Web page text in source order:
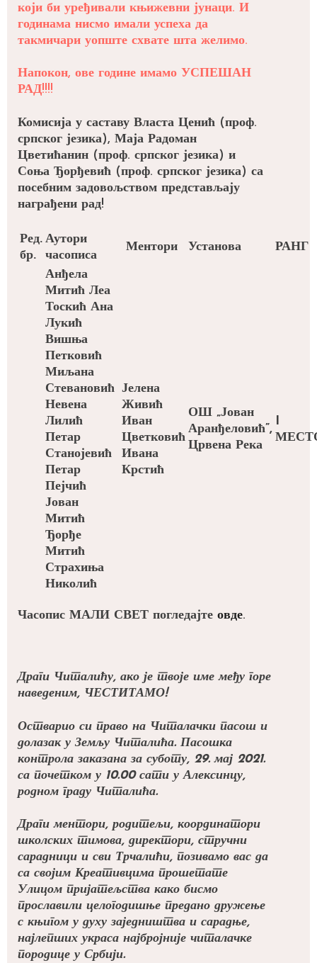
који би уређивали књижевни јунаци. И
годинама нисмо имали успеха да
такмичари уопште схвате шта желимо.
Напокон, ове године имамо УСПЕШАН
РАД!!!!
Комисија у саставу Власта Ценић (проф.
српског језика), Маја Радоман
Цветићанин (проф. српског језика) и
Соња Ђорђевић (проф. српског језика) са
посебним задовољством представљају
награђени рад!
Ред.
бр.
Аутори
часописа
Ментори Установа РАНГ
Анђела
Митић Леа
Тоскић Ана
Лукић
Вишња
Петковић
Миљана
Стевановић
Невена
Лилић
Петар
Станојевић
Петар
Пејчић
Јован
Митић
Ђорђе
Митић
Страхиња
Николић
Јелена
Живић
Иван
Цветковић
Ивана
Крстић
ОШ „Јован
Аранђеловић”,
Црвена Река
I
Часопис МАЛИ СВЕТ погледајте овде.
Драги Читалићу, ако је твоје име међу горе
наведеним, ЧЕСТИТАМО!
Остварио си право на Читалачки пасош и
долазак у Земљу Читалића. Пасошка
контрола заказана за суботу, 29. мај 2021.
са почетком у 10.00 сати у Алексинцу,
родном граду Читалића.
Драги ментори, родитељи, координатори
школских тимова, директори, стручни
сарадници и сви Трчалићи, позивамо вас да
са својим Креативцима прошетате
Улицом пријатељства како бисмо
прославили целогодишње предано дружење
с књигом у духузаједништва и сарадње,
најлепших украса најбројније читалачке
породице у Србији.